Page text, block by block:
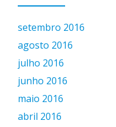
setembro 2016
agosto 2016
julho 2016
junho 2016
maio 2016
abril 2016